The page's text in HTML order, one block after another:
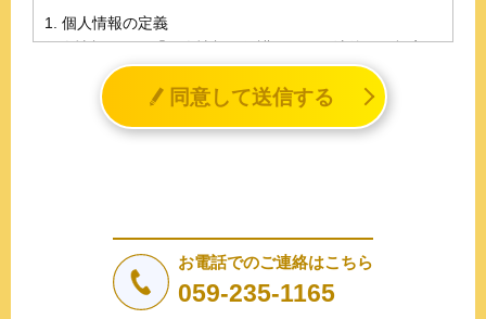
1. 個人情報の定義
個人情報とは、「個人情報の保護に関する法律」に規定さ
れる生存する個人に関する情報であって、氏名、生年月日
その他の記述等により特定の個人を識別することができる
情報（個人識別情報）を指します。
法令により許された場合を除き、個人情報を第三者に提供
しません。
a.応募者等からのお問い合わせに対応・管理するため
b.本ウェブサイトにおけるサービスの提供・運用のため
同意して送信する
お電話でのご連絡はこちら
059-235-1165